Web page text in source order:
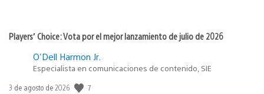
Players’ Choice: Vota por el mejor lanzamiento de julio de 2026
O'Dell Harmon Jr.
Especialista en comunicaciones de contenido, SIE
Fecha
3 de agosto de 2026 7